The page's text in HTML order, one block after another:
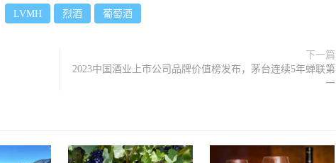
LVMH 烈酒 葡萄酒
下一篇
2023中国酒业上市公司品牌价值榜发布，茅台连续5年蝉联第
一